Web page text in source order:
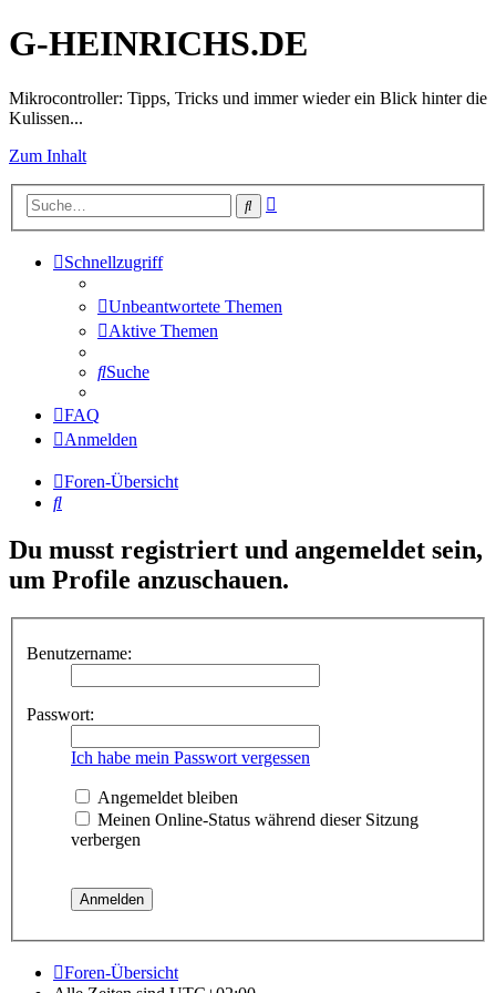
G-HEINRICHS.DE
Mikrocontroller: Tipps, Tricks und immer wieder ein Blick hinter die
Kulissen...
Zum Inhalt
Suche
Schnellzugriff
Unbeantwortete Themen
Aktive Themen
Suche
FAQ
Anmelden
Foren-Übersicht
Suche
Du musst registriert und angemeldet sein,
um Profile anzuschauen.
Benutzername:
Passwort:
Ich habe mein Passwort vergessen
Angemeldet bleiben
Meinen Online-Status während dieser Sitzung
verbergen
Foren-Übersicht